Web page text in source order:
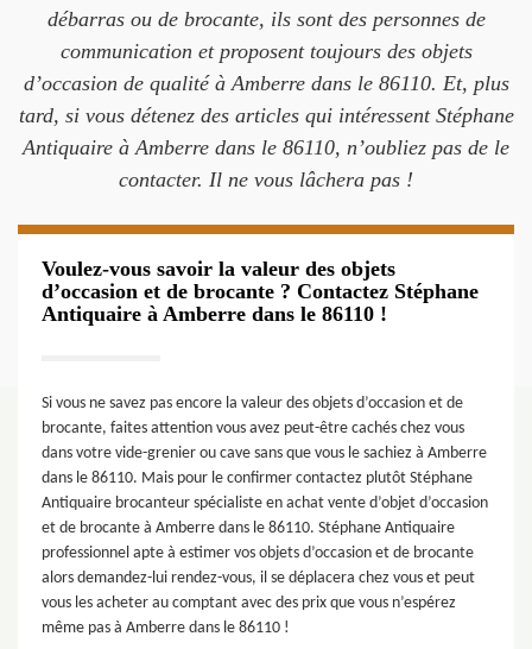
débarras ou de brocante, ils sont des personnes de
communication et proposent toujours des objets
d’occasion de qualité à Amberre dans le 86110. Et, plus
tard, si vous détenez des articles qui intéressent Stéphane
Antiquaire à Amberre dans le 86110, n’oubliez pas de le
contacter. Il ne vous lâchera pas !
Voulez-vous savoir la valeur des objets
d’occasion et de brocante ? Contactez Stéphane
Antiquaire à Amberre dans le 86110 !
Si vous ne savez pas encore la valeur des objets d’occasion et de
brocante, faites attention vous avez peut-être cachés chez vous
dans votre vide-grenier ou cave sans que vous le sachiez à Amberre
dans le 86110. Mais pour le confirmer contactez plutôt Stéphane
Antiquaire brocanteur spécialiste en achat vente d’objet d’occasion
et de brocante à Amberre dans le 86110. Stéphane Antiquaire
professionnel apte à estimer vos objets d’occasion et de brocante
alors demandez-lui rendez-vous, il se déplacera chez vous et peut
vous les acheter au comptant avec des prix que vous n’espérez
même pas à Amberre dans le 86110 !